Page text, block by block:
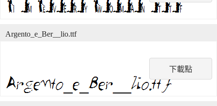
下載點
Argento_e_Ber__lio.ttf